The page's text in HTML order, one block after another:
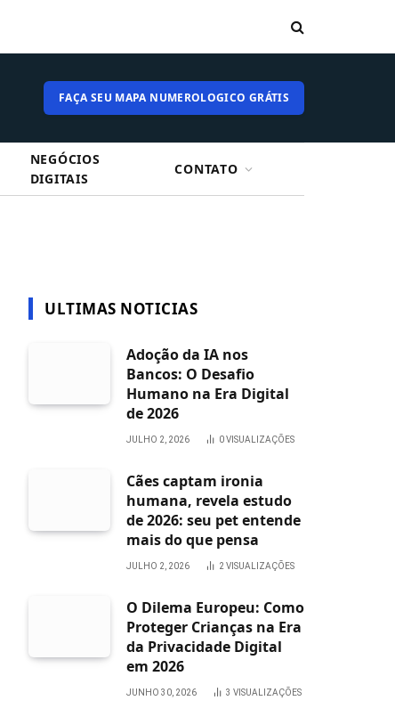
FAÇA SEU MAPA NUMEROLOGICO GRÁTIS
NEGÓCIOS
DIGITAIS
CONTATO
ULTIMAS NOTICIAS
Adoção da IA nos
Bancos: O Desafio
Humano na Era Digital
de 2026
JULHO 2, 2026 0VISUALIZAÇÕES
Cães captam ironia
humana, revela estudo
de 2026: seu pet entende
mais do que pensa
JULHO 2, 2026 2 VISUALIZAÇÕES
O Dilema Europeu: Como
Proteger Crianças na Era
da Privacidade Digital
em 2026
JUNHO 30, 2026 3 VISUALIZAÇÕES